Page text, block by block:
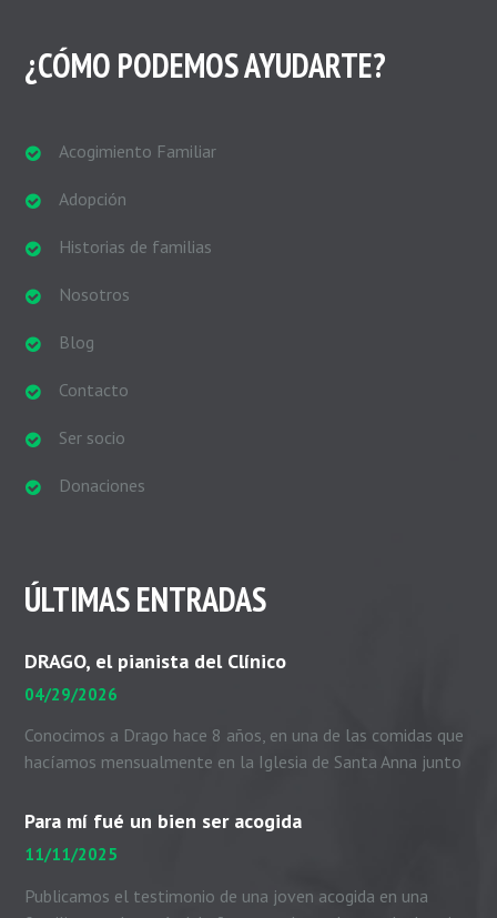
¿CÓMO PODEMOS AYUDARTE?
Acogimiento Familiar
Adopción
Historias de familias
Nosotros
Blog
Contacto
Ser socio
Donaciones
ÚLTIMAS ENTRADAS
DRAGO, el pianista del Clínico
04/29/2026
Conocimos a Drago hace 8 años, en una de las comidas que
hacíamos mensualmente en la Iglesia de Santa Anna junto
Para mí fué un bien ser acogida
11/11/2025
Publicamos el testimonio de una joven acogida en una